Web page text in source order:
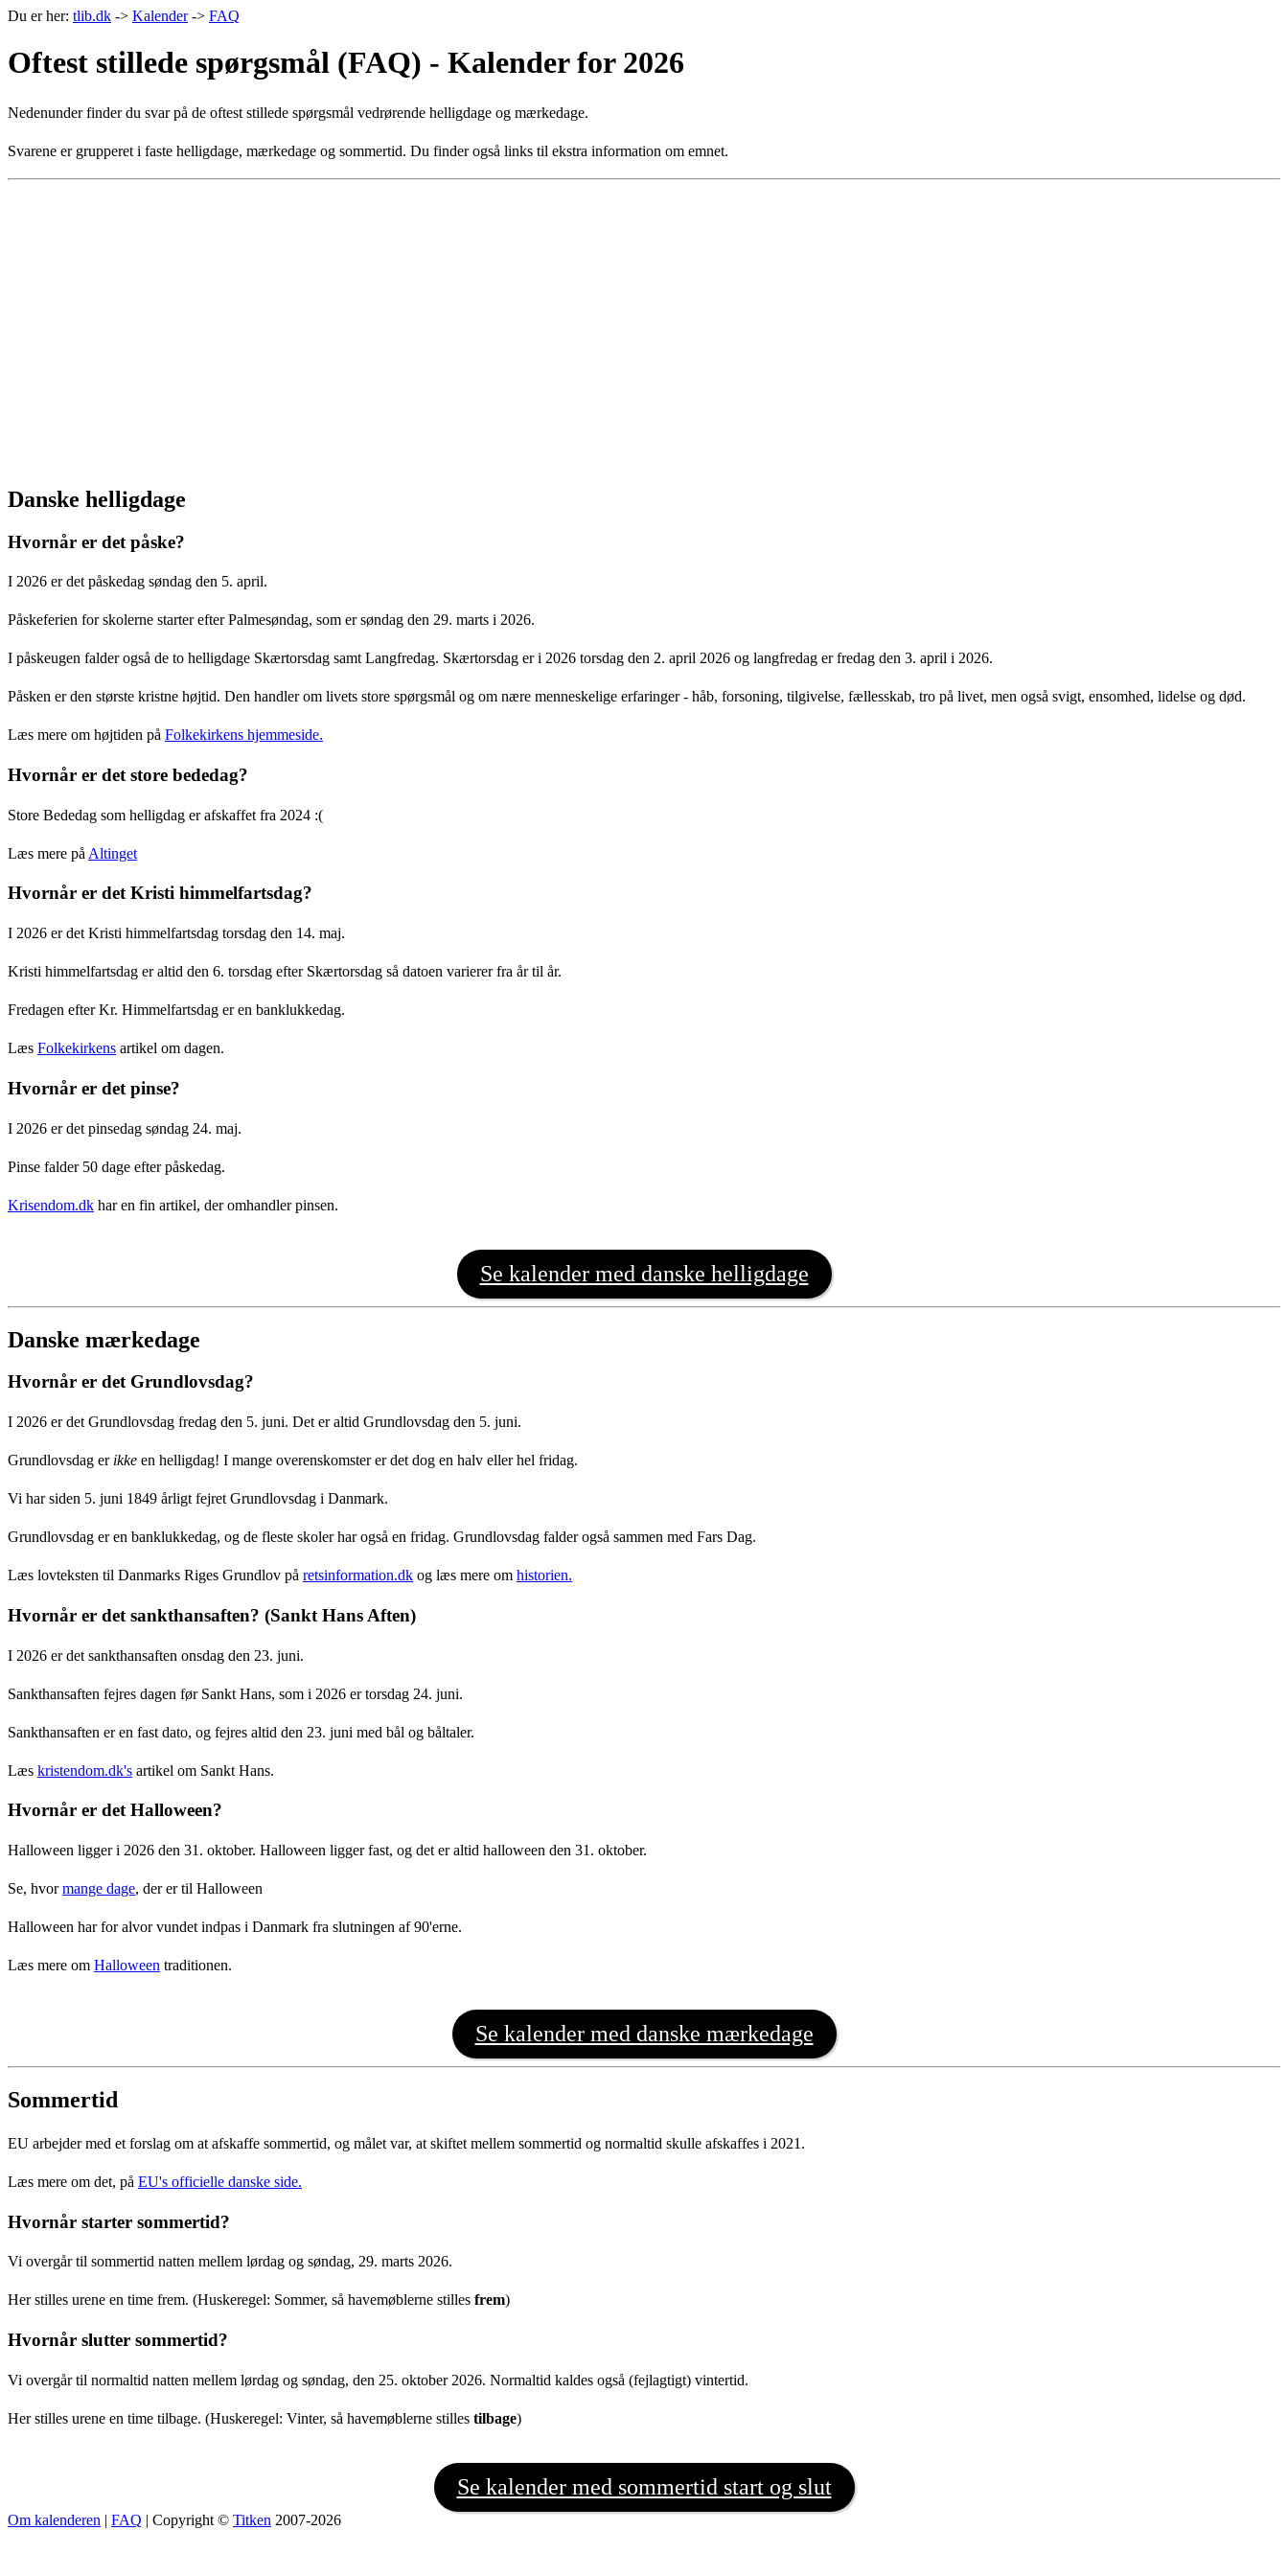
Du er her: tlib.dk -> Kalender-> FAQ
Oftest stillede spørgsmål (FAQ) - Kalender for 2026
Nedenunder finder du svar på de oftest stillede spørgsmål vedrørende helligdage og mærkedage.
Svarene er grupperet i faste helligdage, mærkedage og sommertid. Du finder også links til ekstra information om emnet.
Danske helligdage
Hvornår er det påske?
I 2026 er det påskedag søndag den 5. april.
Påskeferien for skolerne starter efter Palmesøndag, som er søndag den 29. marts i 2026.
I påskeugen falder også de to helligdage Skærtorsdag samt Langfredag. Skærtorsdag er i 2026 torsdag den 2. april 2026 og langfredag er fredag den 3. april i 2026.
Påsken er den største kristne højtid. Den handler om livets store spørgsmål og om nære menneskelige erfaringer - håb, forsoning, tilgivelse, fællesskab, tro på livet, men også svigt, ensomhed, lidelse og død.
Læs mere om højtiden på Folkekirkens hjemmeside.
Hvornår er det store bededag?
Store Bededag som helligdag er afskaffet fra 2024 :(
Læs mere på Altinget
Hvornår er det Kristi himmelfartsdag?
I 2026 er det Kristi himmelfartsdag torsdag den 14. maj.
Kristi himmelfartsdag er altid den 6. torsdag efter Skærtorsdag så datoen varierer fra år til år.
Fredagen efter Kr. Himmelfartsdag er en banklukkedag.
Læs Folkekirkens artikel om dagen.
Hvornår er det pinse?
I 2026 er det pinsedag søndag 24. maj.
Pinse falder 50 dage efter påskedag.
Krisendom.dk har en fin artikel, der omhandler pinsen.
Se kalender med danske helligdage
Danske mærkedage
Hvornår er det Grundlovsdag?
I 2026 er det Grundlovsdag fredag den 5. juni. Det er altid Grundlovsdag den 5. juni.
Grundlovsdag er ikke en helligdag! I mange overenskomster er det dog en halv eller hel fridag.
Vi har siden 5. juni 1849 årligt fejret Grundlovsdag i Danmark.
Grundlovsdag er en banklukkedag, og de fleste skoler har også en fridag. Grundlovsdag falder også sammen med Fars Dag.
Læs lovteksten til Danmarks Riges Grundlov på retsinformation.dk og læs mere om historien.
Hvornår er det sankthansaften? (Sankt Hans Aften)
I 2026 er det sankthansaften onsdag den 23. juni.
Sankthansaften fejres dagen før Sankt Hans, som i 2026 er torsdag 24. juni.
Sankthansaften er en fast dato, og fejres altid den 23. juni med bål og båltaler.
Læs kristendom.dk's artikel om Sankt Hans.
Hvornår er det Halloween?
Halloween ligger i 2026 den 31. oktober. Halloween ligger fast, og det er altid halloween den 31. oktober.
Se, hvormange dage, der er til Halloween
Halloween har for alvor vundet indpas i Danmark fra slutningen af 90'erne.
Læs mere om Halloween traditionen.
Se kalender med danske mærkedage
Sommertid
EU arbejder med et forslag om at afskaffe sommertid, og målet var, at skiftet mellem sommertid og normaltid skulle afskaffes i 2021.
Læs mere om det, på EU's officielle danske side.
Hvornår starter sommertid?
Vi overgår til sommertid natten mellem lørdag og søndag, 29. marts 2026.
Her stilles urene en time frem. (Huskeregel: Sommer, så havemøblerne stilles frem)
Hvornår slutter sommertid?
Vi overgår til normaltid natten mellem lørdag og søndag, den 25. oktober 2026. Normaltid kaldes også (fejlagtigt) vintertid.
Her stilles urene en time tilbage. (Huskeregel: Vinter, så havemøblerne stilles tilbage)
Se kalender med sommertid start og slut
Om kalenderen | FAQ | Copyright © Titken 2007-2026